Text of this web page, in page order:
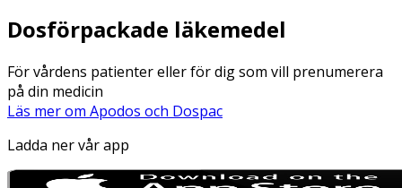
Dosförpackade läkemedel
För vårdens patienter eller för dig som vill prenumerera
på din medicin
Läs mer om Apodos och Dospac
Ladda ner vår app